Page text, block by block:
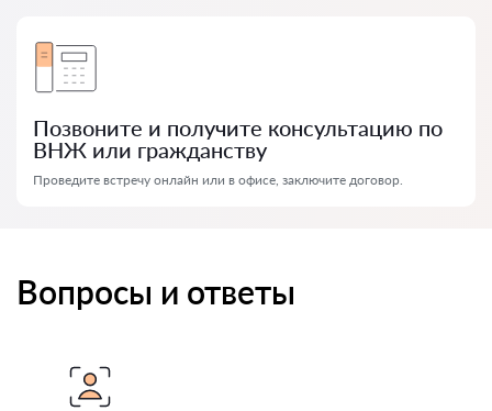
Позвоните и получите консультацию по
ВНЖ или гражданству
Проведите встречу онлайн или в офисе, заключите договор.
Вопросы и ответы